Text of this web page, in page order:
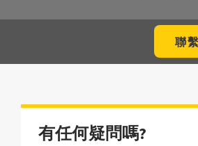
聯
有任何疑問嗎?